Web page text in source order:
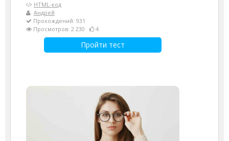
HTML-код
Андрей
Прохождений: 931
Просмотров: 2 230
4
Пройти тест